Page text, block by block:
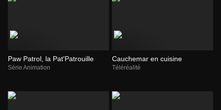
Paw Patrol, la Pat'Patrouille
Série Animation
Cauchemar en cuisine
Téléréalité